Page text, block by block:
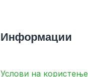
Информации
Услови на користење